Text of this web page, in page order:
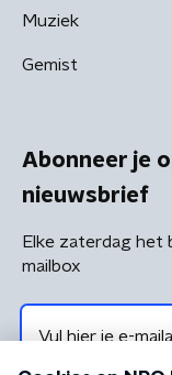
Muziek
Gemist
Abonneer je
nieuwsbrief
Elke zaterdag het
mailbox